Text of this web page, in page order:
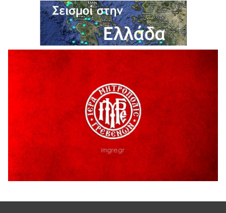
6 Αυγούστου 2026
Ολοκληρώνεται η ασφαλτόστρωση της οδού Περιβόλι –
6 Αυγούστου 2026
H παραδοχή λαθών είναι (και) δύναμη
5 Αυγούστου 2026
Ο ΑΝΔΡΕΑΣ ΑΣΛΑΝΙΔΗΣ ΣΥΝΕΧΙΖΕΙ ΣΤΟΝ ΠΡΩΤΕΑ
ΓΡΕΒΕΝΩΝ
5 Αυγούστου 2026
Ευχαριστήριο Εκπολιτιστικού Συλλόγου Ταξιάρχη προς κ.
Παρασχάκη Αθανάσιο
5 Αυγούστου 2026
Διακοπή υδροδότησης του Α΄ κλάδου ύδρευσης
5 Αυγούστου 2026